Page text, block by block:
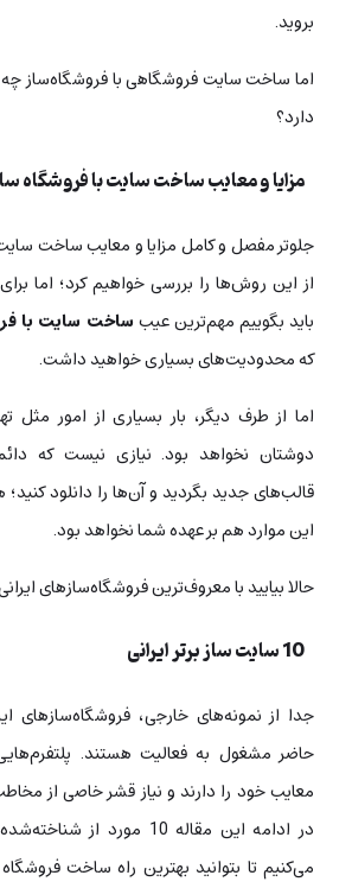
بروید.
اما ساخت سایت فروشگاهی با فروشگاه‌ساز
دارد؟
مزایا و معایب ساخت سایت با فروشگاه‌
جلوتر مفصل و کامل مزایا و معایب ساخت
از این روش‌ها را بررسی خواهیم کرد؛ اما
باید بگوییم مهم‌ترین عیبساخت سایت با
که محدودیت‌های بسیاری خواهید داشت.
اما از طرف دیگر، بار بسیاری از امور
دوشتان نخواهد بود. نیازی نیست که
قالب‌های جدید بگردید و آن‌ها را دانلود
این موارد هم بر عهده شما نخواهد بود.
حالا بیایید با معروف‌ترین فروشگاه‌سازهای
10 سایت ساز برتر ایرانی
جدا از نمونه‌های خارجی، فروشگاه‌سازهای
حاضر مشغول به فعالیت هستند.
معایب خود را دارند و نیاز قشر خاصی از
در ادامه این مقاله 10 مورد
می‌کنیم تا بتوانید بهترین راه ساخت فروشگاه